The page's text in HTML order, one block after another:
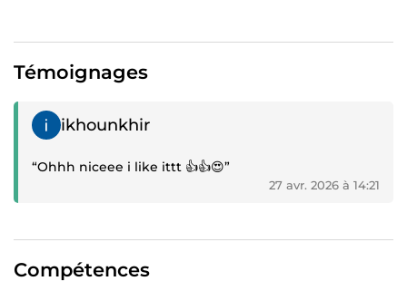
Témoignages
Témoignage positif
ikhounkhir
“Ohhh niceee i like ittt 👍👍😍”
27 avr. 2026 à 14:21
Compétences